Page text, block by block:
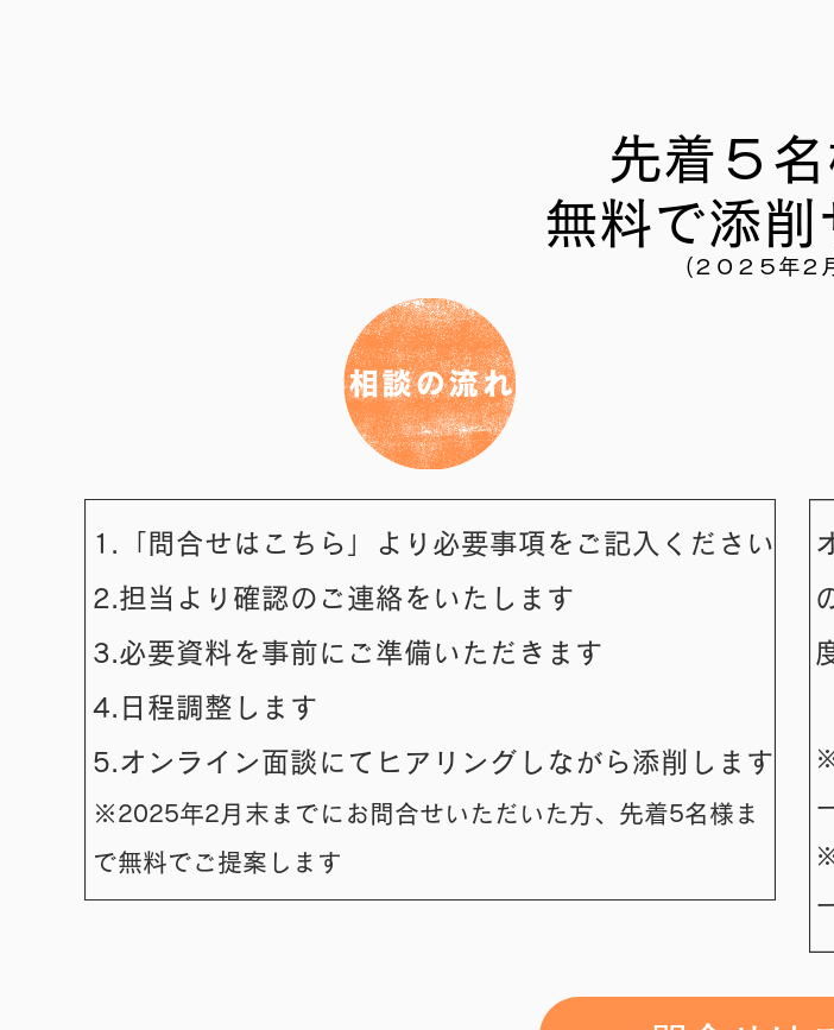
先着５
無料で添削
(２０２５年２
相談の流れ
1.「問合せはこちら」より必要事項をご記入ください
2.担当より確認のご連絡をいたします
3.必要資料を事前にご準備いただきます
4.日程調整します
5.オンライン面談にてヒアリングしながら添削します
※2025年2月末までにお問合せいただいた方、先着5名様ま​
で無料でご提案します